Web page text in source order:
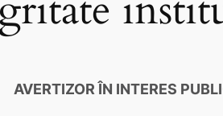
AVERTIZOR ÎN INTERES